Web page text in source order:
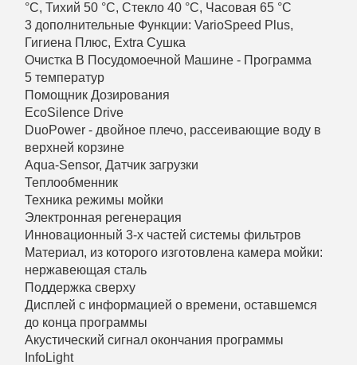
°C, Тихий 50 °C, Стекло 40 °C, Часовая 65 °C
3 дополнительные Функции: VarioSpeed Plus,
Гигиена Плюс, Extra Сушка
Очистка В Посудомоечной Машине - Программа
5 температур
Помощник Дозирования
EcoSilence Drive
DuoPower - двойное плечо, рассеивающие воду в
верхней корзине
Aqua-Sensor, Датчик загрузки
Теплообменник
Техника режимы мойки
Электронная регенерация
Инновационный 3-х частей системы фильтров
Материал, из которого изготовлена камера мойки:
нержавеющая сталь
Поддержка сверху
Дисплей с информацией о времени, оставшемся
до конца программы
Акустический сигнал окончания программы
InfoLight